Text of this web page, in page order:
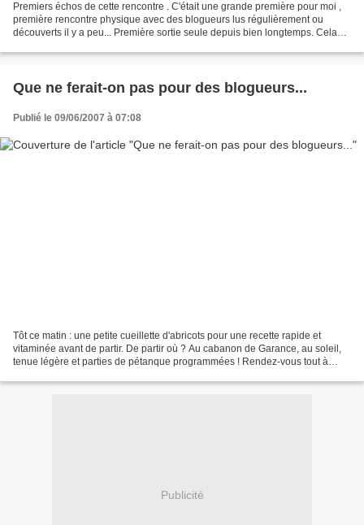
Premiers échos de cette rencontre . C'était une grande première pour moi ,
première rencontre physique avec des blogueurs lus régulièrement ou
découverts il y a peu... Première sortie seule depuis bien longtemps. Cela
Que ne ferait-on pas pour des blogueurs...
Publié le 09/06/2007 à 07:08
Tôt ce matin : une petite cueillette d'abricots pour une recette rapide et
vitaminée avant de partir. De partir où ? Au cabanon de Garance, au soleil,
tenue légère et parties de pétanque programmées ! Rendez-vous tout à
Publicité